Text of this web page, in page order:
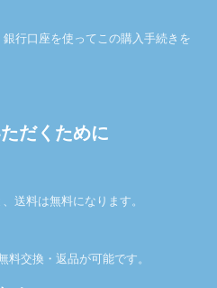
行口座を使ってこの購入手続きを
だくために
送料は無料になります。
交換・返品が可能です。